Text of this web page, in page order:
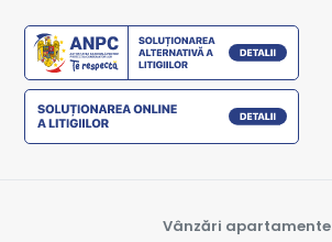
Vânzări apartamente